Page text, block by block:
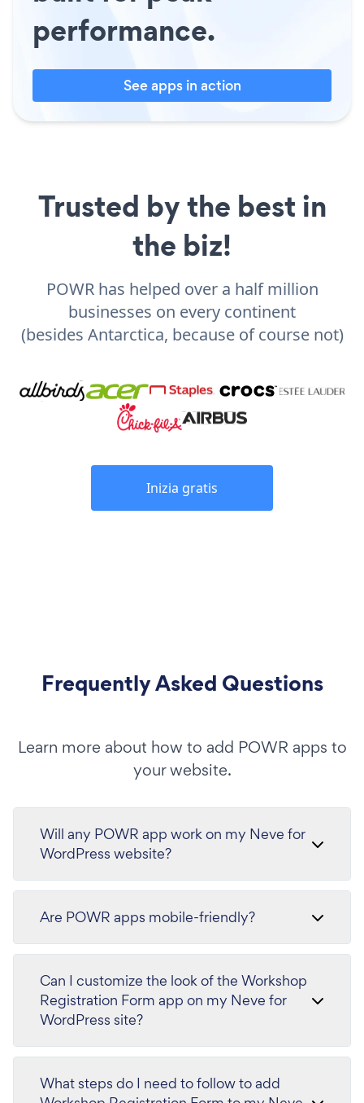
performance.
See apps in action
Trusted by the best in
the biz!
POWR has helped over a half million
businesses on every continent
(besides Antarctica, because of course not)
Inizia gratis
Frequently Asked Questions
Learn more about how to add POWR apps to
your website.
Will any POWR app work on my Neve for
WordPress website?
Are POWR apps mobile-friendly?
Can I customize the look of the Workshop
Registration Form app on my Neve for
WordPress site?
What steps do I need to follow to add